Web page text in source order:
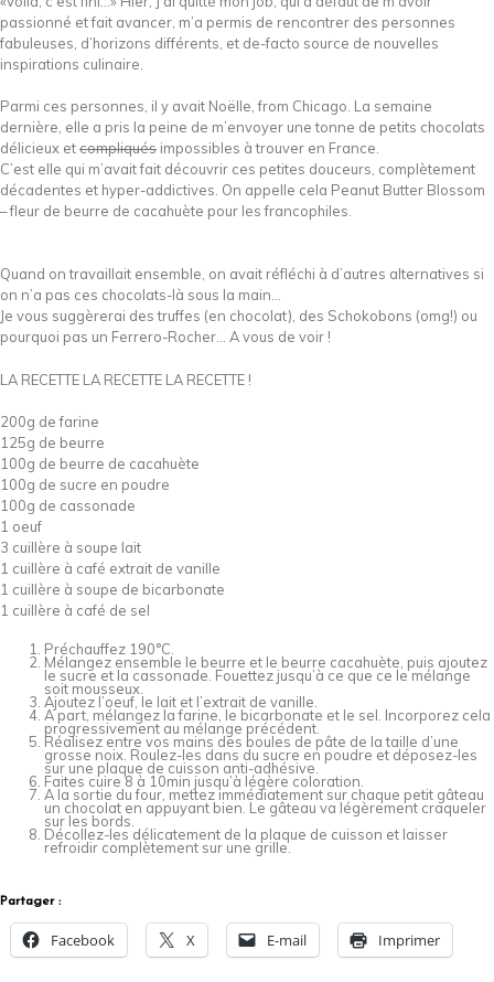
passionné et fait avancer, m’a permis de rencontrer des personnes
fabuleuses, d’horizons différents, et de-facto source de nouvelles
inspirations culinaire.
Parmi ces personnes, il y avait Noëlle, from Chicago. La semaine
dernière, elle a pris la peine de m’envoyer une tonne de petits chocolats
délicieux etcompliqués impossibles à trouver en France.
C’est elle qui m’avait fait découvrir ces petites douceurs, complètement
décadentes et hyper-addictives. On appelle cela Peanut Butter Blossom
– fleur de beurre de cacahuète pour les francophiles.
Quand on travaillait ensemble, on avait réfléchi à d’autres alternatives si
on n’a pas ces chocolats-là sous la main…
Je vous suggèrerai des truffes (en chocolat), des Schokobons (omg!) ou
pourquoi pas un Ferrero-Rocher… A vous de voir !
LA RECETTE LA RECETTE LA RECETTE !
200g de farine
125g de beurre
100g de beurre de cacahuète
100g de sucre en poudre
100g de cassonade
1 oeuf
3 cuillère à soupe lait
1 cuillère à café extrait de vanille
1 cuillère à soupe de bicarbonate
1 cuillère à café de sel
Préchauffez 190°C.
Mélangez ensemble le beurre et le beurre cacahuète, puis ajoutez
le sucre et la cassonade. Fouettez jusqu’à ce que ce le mélange
soit mousseux.
Ajoutez l’oeuf, le lait et l’extrait de vanille.
A part, mélangez la farine, le bicarbonate et le sel. Incorporez cela
progressivement au mélange précédent.
Réalisez entre vos mains des boules de pâte de la taille d’une
grosse noix. Roulez-les dans du sucre en poudre et déposez-les
sur une plaque de cuisson anti-adhésive.
Faites cuire 8 à 10min jusqu’à légère coloration.
A la sortie du four, mettez immédiatement sur chaque petit gâteau
un chocolat en appuyant bien. Le gâteau va légèrement craqueler
sur les bords.
Décollez-les délicatement de la plaque de cuisson et laisser
refroidir complètement sur une grille.
Partager :
Facebook X E-mail Imprimer